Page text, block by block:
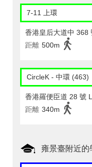
7-11 上環
香港皇后大道中 368
距離 500m
CircleK - 中環 (463)
香港羅便臣道 28 號
距離 340m
雍景臺附近的